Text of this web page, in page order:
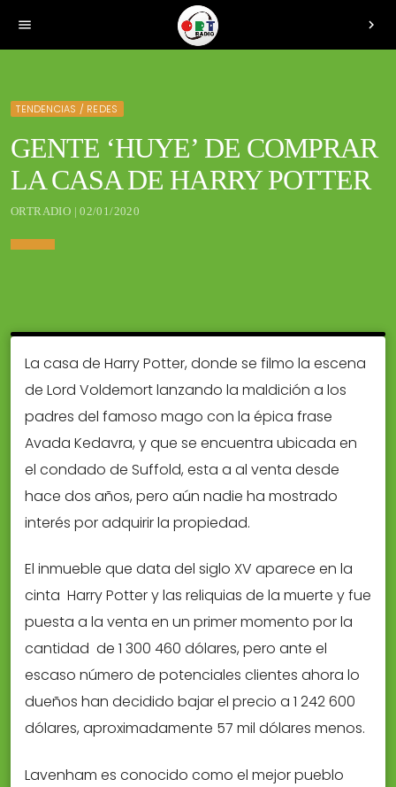
menu chevron_right
TENDENCIAS / REDES
GENTE ‘HUYE’ DE COMPRAR
LA CASA DE HARRY POTTER
ORTRADIO | 02/01/2020
La casa de Harry Potter, donde se filmo la escena
de Lord Voldemort lanzando la maldición a los
padres del famoso mago con la épica frase
Avada Kedavra, y que se encuentra ubicada en
el condado de Suffold, esta a al venta desde
hace dos años, pero aún nadie ha mostrado
interés por adquirir la propiedad.
El inmueble que data del siglo XV aparece en la
cinta Harry Potter y las reliquias de la muerte y fue
puesta a la venta en un primer momento por la
cantidad de 1 300 460 dólares, pero ante el
escaso número de potenciales clientes ahora lo
dueños han decidido bajar el precio a 1 242 600
dólares, aproximadamente 57 mil dólares menos.
Lavenham es conocido como el mejor pueblo